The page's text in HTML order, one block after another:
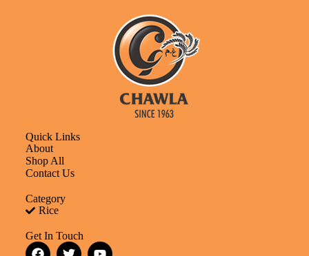
Quick Links
About
Shop All
Contact Us
Category
Rice
Get In Touch